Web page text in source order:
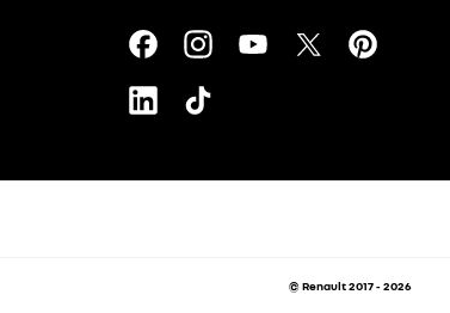
© Renault 2017 - 2026